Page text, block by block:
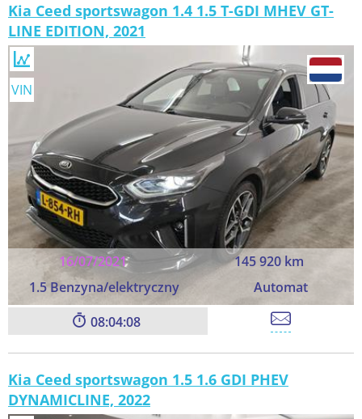
Kia Ceed sportswagon 1.4 1.5 T-GDI MHEV GT-
LINE EDITION, 2021
16/07/2021
145 920 km
1.5 Benzyna/elektryczny
Automat
VIN
08:04:06
Kia Ceed sportswagon 1.5 1.6 GDI PHEV
DYNAMICLINE, 2022